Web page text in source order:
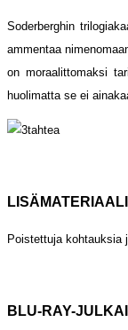
Soderberghin
ammentaa
on moraalittomaksi
huolimatta se ei
Poistettuja kohtauksia
BLU-RAY-